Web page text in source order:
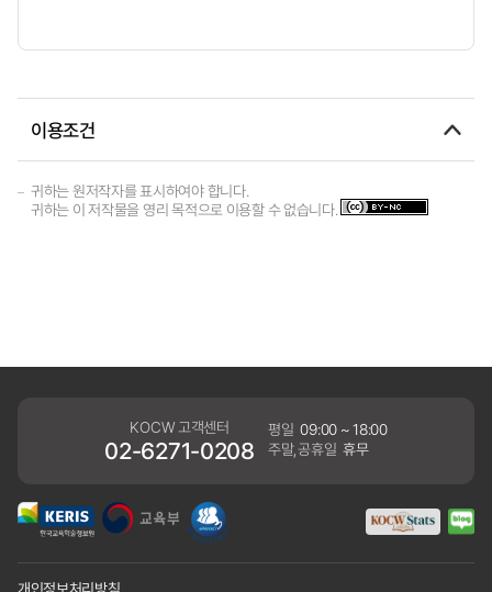
이용조건
귀하는 원저작자를 표시하여야 합니다.
귀하는 이 저작물을 영리 목적으로 이용할 수 없습니다.
KOCW 고객센터
02-6271-0208
평일 09:00 ~ 18:00
주말,공휴일 휴무